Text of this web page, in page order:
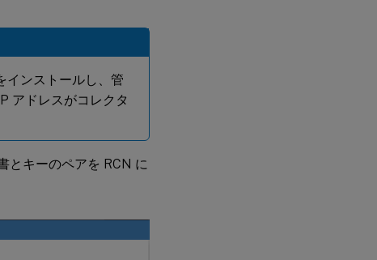
インストールし、管
アドレスがコレクタ
とキーのペアを RCN に